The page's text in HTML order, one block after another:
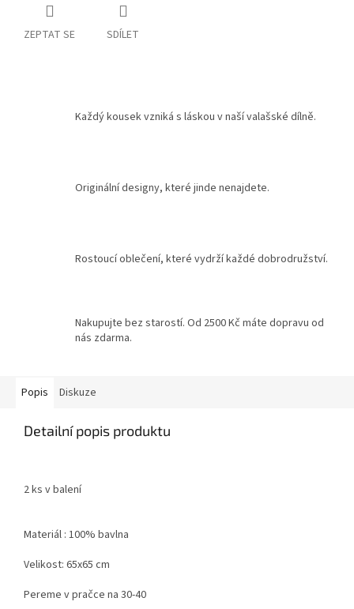
ZEPTAT SE SDÍLET
Každý kousek vzniká s láskou v naší valašské dílně.
Originální designy, které jinde nenajdete.
Rostoucí oblečení, které vydrží každé dobrodružství.
Nakupujte bez starostí. Od 2500 Kč máte dopravu od
nás zdarma.
Popis Diskuze
Detailní popis produktu
2 ks v balení
Materiál : 100% bavlna
Velikost: 65x65 cm
Pereme v pračce na 30-40